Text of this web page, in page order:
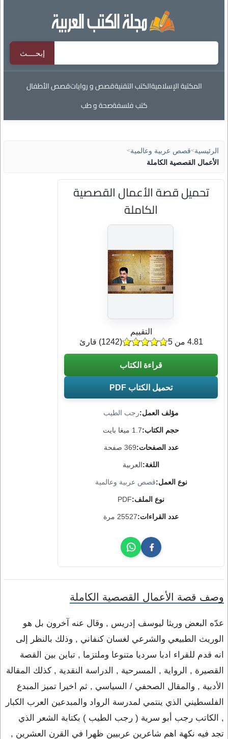
المكتبة الإسلاميةالكتب التقنيةقصص و رواياتقصص الأطفال
كتب فلسفةصحة و طب
الرئيسية>قصص عربية وعالمية>
الأعمال القصصية الكاملة
تحميل قصة الأعمال القصصية
الكاملة
مؤلف العمل:رجب الطيب
حجم الكتاب:1.7 ميغا بايت
عدد الصفحات:369 صفحة
اللغة:العربية
نوع العمل:قصص عربية وعالمية
نوع الملف:PDF
عدد القراءات:25527 مرة
التقييم
(
1242) قارئ 4.81 من 5
قراءة الكتاب
تحميل الكتاب PDF
وصف قصة الأعمال القصصية الكاملة
عدّه البعض وريثا ليوسف إدريس , وقال عنه آخرون بل هو
الوريث الطبيعي والشرعي لغسان كنفاني , وذلك بالنظر إلى
انه قدم للقراء ادبا سرديا متنوعا وملتزما , تباين بين القصة
القصيرة , الرواية , المسرحية , الدراسة النقدية , كذلك المقالة
الأدبية , والمقال الصحفي / السياسي , ثم اخيرا تميز المبدع
الفلسطيني الذي ينتمي لمدرسة الرواد والمبدعين العرب الكبار
, الكاتب رجب أبو سرية ( رجب الطيب ) بكتابة الشعر الذي
تجد فيه نكهة اهم شاعرين عربيين ظهرا في القرن العشرين ,